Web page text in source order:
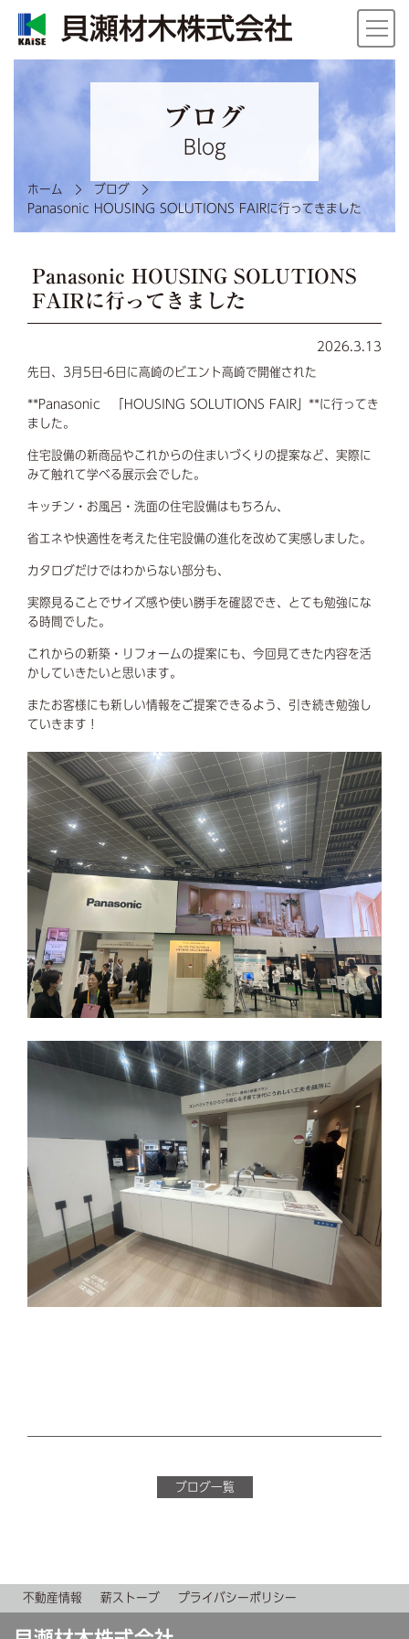
ブログ
Blog
ホーム
ブログ
Panasonic HOUSING SOLUTIONS FAIRに行ってきました
Panasonic HOUSING SOLUTIONS
FAIRに行ってきました
2026.3.13
先日、3月5日-6日に高崎のビエント高崎で開催された
**Panasonic 「HOUSING SOLUTIONS FAIR」**に行ってき
ました。
住宅設備の新商品やこれからの住まいづくりの提案など、実際に
みて触れて学べる展示会でした。
キッチン・お風呂・洗面の住宅設備はもちろん、
省エネや快適性を考えた住宅設備の進化を改めて実感しました。
カタログだけではわからない部分も、
実際見ることでサイズ感や使い勝手を確認でき、とても勉強にな
る時間でした。
これからの新築・リフォームの提案にも、今回見てきた内容を活
かしていきたいと思います。
またお客様にも新しい情報をご提案できるよう、引き続き勉強し
ていきます！
ブログ一覧
不動産情報 薪ストーブ プライバシーポリシー